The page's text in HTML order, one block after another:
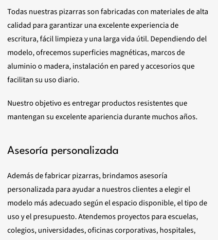
Todas nuestras pizarras son fabricadas con materiales de alta
calidad para garantizar una excelente experiencia de
escritura, fácil limpieza y una larga vida útil. Dependiendo del
modelo, ofrecemos superficies magnéticas, marcos de
aluminio o madera, instalación en pared y accesorios que
facilitan su uso diario.
Nuestro objetivo es entregar productos resistentes que
mantengan su excelente apariencia durante muchos años.
Asesoría personalizada
Además de fabricar pizarras, brindamos asesoría
personalizada para ayudar a nuestros clientes a elegir el
modelo más adecuado según el espacio disponible, el tipo de
uso y el presupuesto. Atendemos proyectos para escuelas,
colegios, universidades, oficinas corporativas, hospitales,